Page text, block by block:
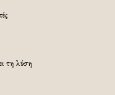
τη λύση